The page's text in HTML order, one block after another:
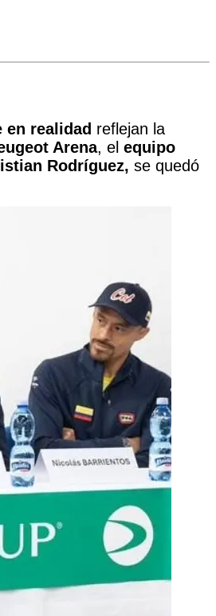
realidad reflejan la
Arena, el equipo
Rodríguez, se quedó